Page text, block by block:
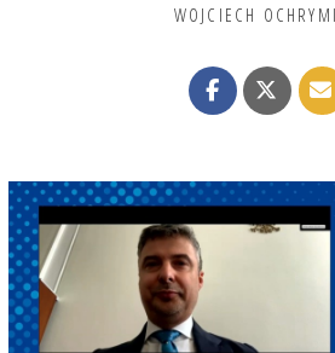
WOJCIECH